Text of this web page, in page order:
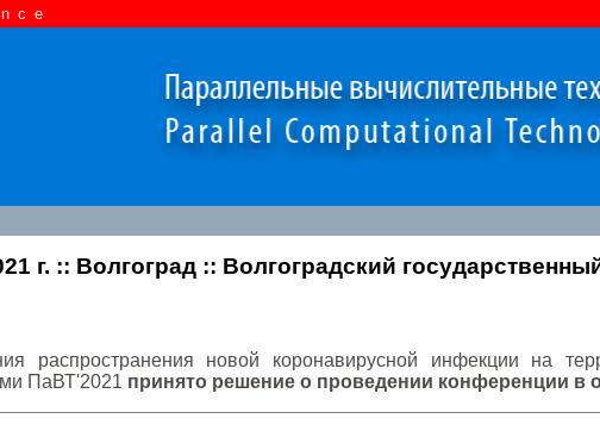
г. :: Волгоград :: Волгоградский
распространения новой коронавирусной инфекции на
ПаВТ'2021 принято решение о проведении конференции в